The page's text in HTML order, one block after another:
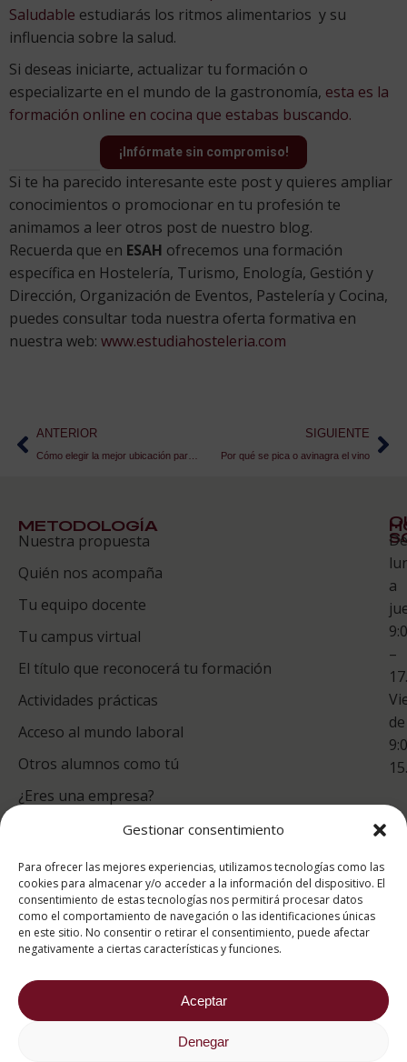
Gestionar consentimiento
Para ofrecer las mejores experiencias, utilizamos tecnologías como las
cookies para almacenar y/o acceder a la información del dispositivo. El
consentimiento de estas tecnologías nos permitirá procesar datos
como el comportamiento de navegación o las identificaciones únicas
en este sitio. No consentir o retirar el consentimiento, puede afectar
negativamente a ciertas características y funciones.
Aceptar
Denegar
Saludable estudiarás los ritmos alimentarios y su
influencia sobre la salud.
Si deseas iniciarte, actualizar tu formación o
especializarte en el mundo de la gastronomía, esta es la
formación online en cocina que estabas buscando.
¡Infórmate sin compromiso!
Si te ha parecido interesante este post y quieres ampliar
conocimientos o promocionar en tu profesión te
animamos a leer otros post de nuestro blog.
Recuerda que en ESAH ofrecemos una formación
específica en Hostelería, Turismo, Enología, Gestión y
Dirección, Organización de Eventos, Pastelería y Cocina,
puedes consultar toda nuestra oferta formativa en
nuestra web: www.estudiahosteleria.com
ANTERIOR SIGUIENTE
Por qué se pica o avinagra el vino
METODOLOGÍA
Nuestra propuesta
Quién nos acompaña
Tu equipo docente
Tu campus virtual
El título que reconocerá tu formación
Actividades prácticas
Acceso al mundo laboral
Otros alumnos como tú
¿Eres una empresa?
Te
De
a
–
de
puntuación para ESAH
9.4/10
basado en1331
Valoraciones soportado por
eKomi
2026 ® Estudios Superiores Abiertos de Hostelería